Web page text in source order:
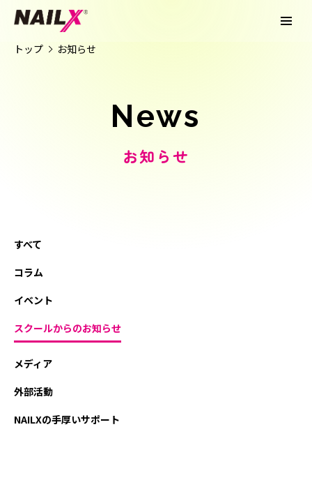
トップ お知らせ
News
お知らせ
すべて
コラム
イベント
スクールからのお知らせ
メディア
外部活動
NAILXの手厚いサポート